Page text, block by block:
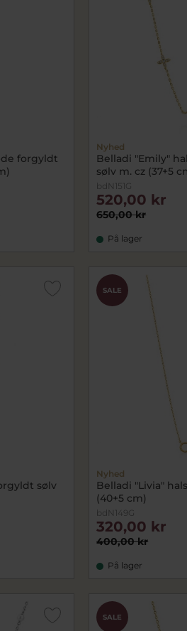
forgyldt
Nyhed
Belladi "Emily"
sølv m. cz (37+5
bdN151G
650,00 kr
520,00 kr
På lager
sølv
SALE
Nyhed
Belladi "Livia"
(40+5 cm)
bdN149G
400,00 kr
320,00 kr
På lager
SALE